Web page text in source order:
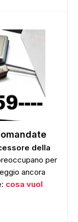
della
per
ancora
cosa vuol